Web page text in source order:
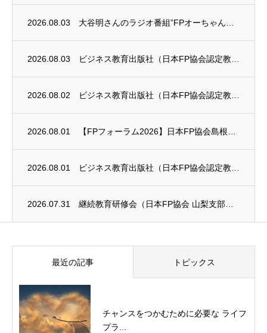
2026.08.03 大谷明さんのラジオ番組”FPオーちゃんの「マネーのとびら」”に、安田まゆみさんが出演し...
2026.08.03 ビジネス教育出版社（日本FP協会認定教育機関）継続セミナー終了のお知らせ
2026.08.02 ビジネス教育出版社（日本FP協会認定教育機関）継続セミナー終了のお知らせ
2026.08.01 【FPフォーラム2026】日本FP協会島根支部のお知らせ
2026.08.01 ビジネス教育出版社（日本FP協会認定教育機関）継続セミナー終了のお知らせ
2026.07.31 継続教育研修会（日本FP協会 山梨支部）のお知らせ
最近の記事 トピックス
チャンスをつかむために必要な ライフ
プラ...